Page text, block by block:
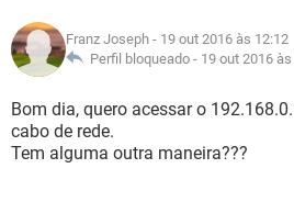
GUIA DE COMPRAS
INSTAGRAM
GUIA DE COMPRAS
CELULAR
OUTLOOK
INSTAGRAM
GUIA DE COMPRAS
JOGOS
CELULAR
OUTLOOK
INSTAGRAM
GLOSSÁRIO
JOGOS
CELULAR
Franz Joseph - 19 out 2016 às 12:12
Perfil bloqueado - 19 out 2016
Bom dia, quero acessar o
cabo de rede.
Tem alguma outra maneira???